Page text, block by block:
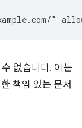
없습니다. 이는
책임 있는 문서